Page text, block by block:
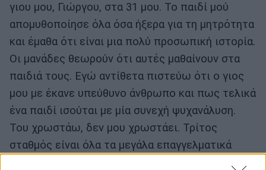
γιου μου, Γιώργου, στα 31 μου. Το παιδί μού
απομυθοποίησε όλα όσα ήξερα για τη μητρότητα
και έμαθα ότι είναι μια πολύ προσωπική ιστορία.
Οι μανάδες θεωρούν ότι αυτές μαθαίνουν στα
παιδιά τους. Εγώ αντίθετα πιστεύω ότι ο γιος
μου με έκανε υπεύθυνο άνθρωπο και πως τελικά
ένα παιδί ισούται με μία συνεχή ψυχανάλυση.
Του χρωστάω, δεν μου χρωστάει. Τρίτος
σταθμός είναι όλα τα μεγάλα επαγγελματικά
επιτεύγματα. Την πρώτη μέρα που άνοιξε το